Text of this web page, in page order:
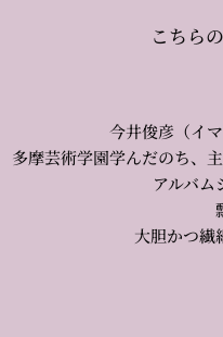
こちら
今井俊彦（イ
多摩芸術学園学んだのち、
アルバ
大胆かつ繊